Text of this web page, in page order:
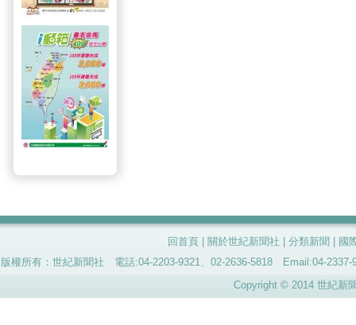
回首頁 關於世紀新聞社 分類新聞
國
版權所有：世紀新聞社 電話:04-2203-9321、02-2636-5818 Email:04-
Copyright © 2014 世紀新